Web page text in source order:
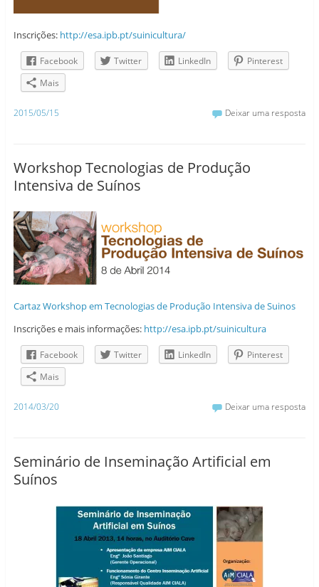
Inscrições: http://esa.ipb.pt/suinicultura/
Facebook Twitter LinkedIn
Pinterest
Mais
2015/05/15 Deixar uma resposta
Workshop Tecnologias de Produção
Intensiva de Suínos
Cartaz Workshop em Tecnologias de Produção Intensiva de Suinos
Inscrições e mais informações: http://esa.ipb.pt/suinicultura
Facebook Twitter LinkedIn
Pinterest
Mais
2014/03/20 Deixar uma resposta
Seminário de Inseminação Artificial em
Suínos